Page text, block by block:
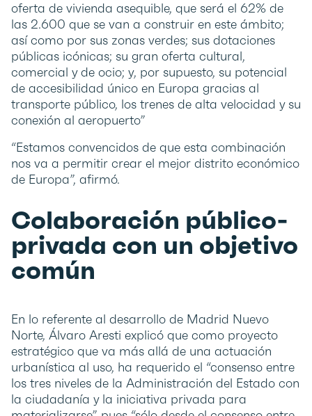
oferta de vivienda asequible, que será el 62% de
las 2.600 que se van a construir en este ámbito;
así como por sus zonas verdes; sus dotaciones
públicas icónicas; su gran oferta cultural,
comercial y de ocio; y, por supuesto, su potencial
de accesibilidad único en Europa gracias al
transporte público, los trenes de alta velocidad y su
conexión al aeropuerto”
“Estamos convencidos de que esta combinación
nos va a permitir crear el mejor distrito económico
de Europa”, afirmó.
Colaboración público-
privada con un objetivo
común
En lo referente al desarrollo de Madrid Nuevo
Norte, Álvaro Aresti explicó que como proyecto
estratégico que va más allá de una actuación
urbanística al uso, ha requerido el “consenso entre
los tres niveles de la Administración del Estado con
la ciudadanía y la iniciativa privada para